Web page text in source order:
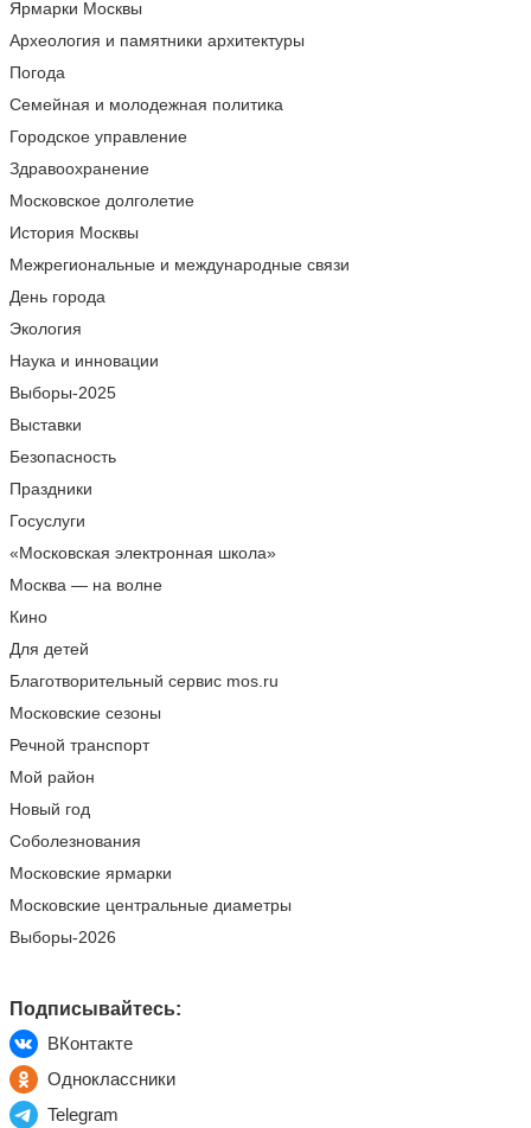
Ярмарки Москвы
Археология и памятники архитектуры
Погода
Семейная и молодежная политика
Городское управление
Здравоохранение
Московское долголетие
История Москвы
Межрегиональные и международные связи
День города
Экология
Наука и инновации
Выборы-2025
Выставки
Безопасность
Праздники
Госуслуги
«Московская электронная школа»
Москва — на волне
Кино
Для детей
Благотворительный сервис mos.ru
Московские сезоны
Речной транспорт
Мой район
Новый год
Соболезнования
Московские ярмарки
Московские центральные диаметры
Выборы-2026
Подписывайтесь:
ВКонтакте
Одноклассники
Telegram